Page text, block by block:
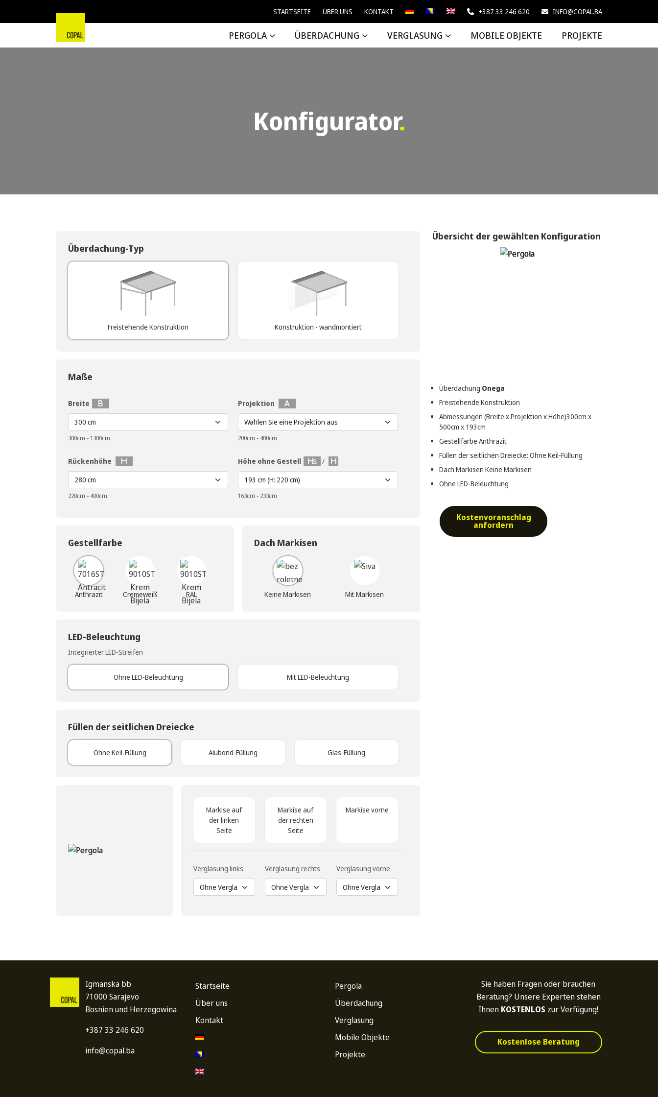
STARTSEITE ÜBER UNS KONTAKT +387 33 246 620 INFO@COPAL.BA
PERGOLA ÜBERDACHUNG VERGLASUNG MOBILE OBJEKTE PROJEKTE
Konfigurator.
Überdachung-Typ
Freistehende Konstruktion Konstruktion - wandmontiert
Maße
Breite
300cm - 1300cm
Projektion
200cm - 400cm
Rückenhöhe
220cm - 400cm
Höhe ohne Gestell /
163cm - 233cm
Gestellfarbe
Anthrazit Cremeweiß RAL
Dach Markisen
Keine Markisen Mit Markisen
LED-Beleuchtung
Integrierter LED-Streifen
Ohne LED-Beleuchtung Mit LED-Beleuchtung
Füllen der seitlichen Dreiecke
Ohne Keil-Füllung Alubond-Füllung Glas-Füllung
Markise auf
der linken
Seite
Markise auf
der rechten
Seite
Markise vorne
Verglasung links Verglasung rechts Verglasung vorne
Übersicht der gewählten Konfiguration
Überdachung Onega
Freistehende Konstruktion
Abmessungen (Breite x Projektion x Höhe)300cm x
500cm x 193cm
Gestellfarbe Anthrazit
Füllen der seitlichen Dreiecke: Ohne Keil-Füllung
Dach Markisen Keine Markisen
Ohne LED-Beleuchtung
Kostenvoranschlag
anfordern
Igmanska bb
71000 Sarajevo
Bosnien und Herzegowina
+387 33 246 620
info@copal.ba
Startseite
Über uns
Kontakt
Pergola
Überdachung
Verglasung
Mobile Objekte
Projekte
Sie haben Fragen oder brauchen
Beratung? Unsere Experten stehen
Ihnen KOSTENLOS zur Verfügung!
Kostenlose Beratung